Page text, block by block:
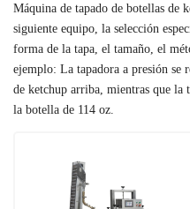
Máquina de tapado de botellas de
siguiente equipo, la selección
forma de la tapa, el tamaño, el
ejemplo: La tapadora a presión se
de ketchup arriba, mientras que la
la botella de 114 oz.